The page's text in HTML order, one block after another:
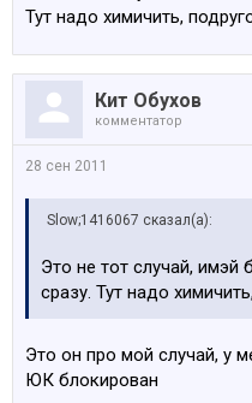
Тут надо химичить,
Кит Обухов
комментатор
28 сен 2011
Slow;1416067 сказал(а):
Это не тот случай, имэй
сразу. Тут надо
Это он про мой случай, у
ЮК блокирован